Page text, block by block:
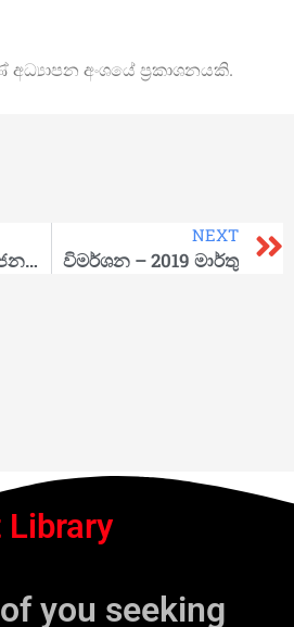
අංශයේ ප්‍රකාශනයකි.
විමර්ශන – 2019 ජනවාරි
NEXT
විමර්ශන – 2019 මාර්තු
Library
you seeking